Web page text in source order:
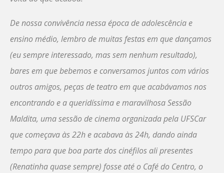
De nossa convivência nessa época de adolescência e
ensino médio, lembro de muitas festas em que dançamos
(eu sempre interessado, mas sem nenhum resultado),
bares em que bebemos e conversamos juntos com vários
outros amigos, peças de teatro em que acabávamos nos
encontrando e a queridíssima e maravilhosa Sessão
Maldita, uma sessão de cinema organizada pela UFSCar
que começava às 22h e acabava às 24h, dando ainda
tempo para que boa parte dos cinéfilos ali presentes
(Renatinha quase sempre) fosse até o Café do Centro, o